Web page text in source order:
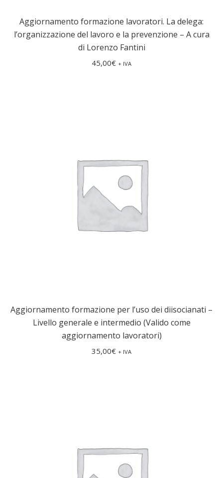
Aggiornamento formazione lavoratori. La delega:
l’organizzazione del lavoro e la prevenzione – A cura
di Lorenzo Fantini
45,00€ + IVA
Aggiornamento formazione per l’uso dei diisocianati –
Livello generale e intermedio (Valido come
aggiornamento lavoratori)
35,00€ + IVA